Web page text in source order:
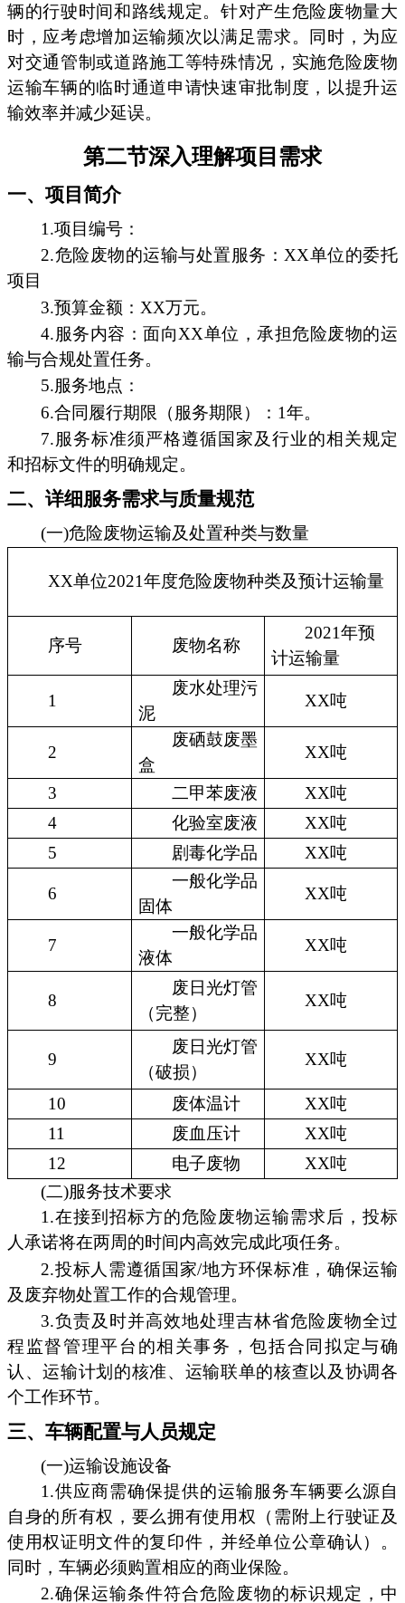
辆的行驶时间和路线规定。针对产生危险废物量大
时，应考虑增加运输频次以满足需求。同时，为应
对交通管制或道路施工等特殊情况，实施危险废物
运输车辆的临时通道申请快速审批制度，以提升运
输效率并减少延误。
第二节深入理解项目需求
一、项目简介
1.项目编号：
2.危险废物的运输与处置服务：XX单位的委托
项目
3.预算金额：XX万元。
4.服务内容：面向XX单位，承担危险废物的运
输与合规处置任务。
5.服务地点：
6.合同履行期限（服务期限）：1年。
7.服务标准须严格遵循国家及行业的相关规定
和招标文件的明确规定。
二、详细服务需求与质量规范
(一)危险废物运输及处置种类与数量
XX单位2021年度危险废物种类及预计运输量
序号 废物名称
2021年预
计运输量
1
废水处理污
泥
XX吨
2
废硒鼓废墨
盒
XX吨
3 二甲苯废液
XX吨
4
化验室废液
XX吨
5
剧毒化学品 XX吨
6
一般化学品
固体
XX吨
7
一般化学品
液体
XX吨
8
废日光灯管
（完整）
XX吨
9
废日光灯管
（破损）
XX吨
10 废体温计
XX吨
11
废血压计
XX吨
12
电子废物
XX吨
(二)服务技术要求
1.在接到招标方的危险废物运输需求后，投标
人承诺将在两周的时间内高效完成此项任务。
2.投标人需遵循国家/地方环保标准，确保运输
及废弃物处置工作的合规管理。
3.负责及时并高效地处理吉林省危险废物全过
程监督管理平台的相关事务，包括合同拟定与确
认、运输计划的核准、运输联单的核查以及协调各
个工作环节。
三、车辆配置与人员规定
(一)运输设施设备
1.供应商需确保提供的运输服务车辆要么源自
自身的所有权，要么拥有使用权（需附上行驶证及
使用权证明文件的复印件，并经单位公章确认）。
同时，车辆必须购置相应的商业保险。
2.确保运输条件符合危险废物的标识规定，中